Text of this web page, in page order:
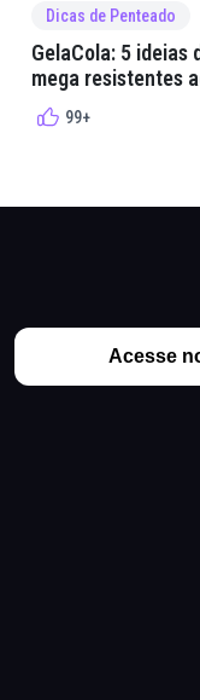
Dicas de Penteado
GelaCola: 5 ideias
mega resistentes
99+
Acesse